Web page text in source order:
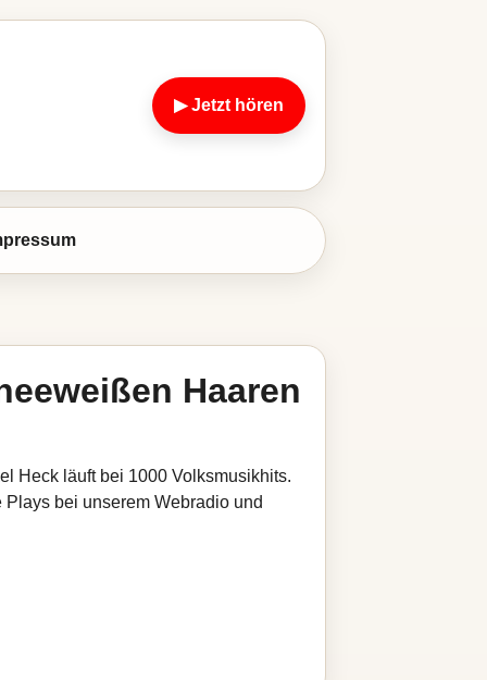
▶ Jetzt hören
Haaren
Heck läuft bei 1000 Volksmusikhits.
bei unserem Webradio und